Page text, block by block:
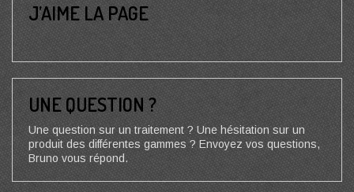
J’AIME LA PAGE
UNE QUESTION ?
Une question sur un traitement ? Une hésitation sur un
produit des différentes gammes ? Envoyez vos questions,
Bruno vous répond.